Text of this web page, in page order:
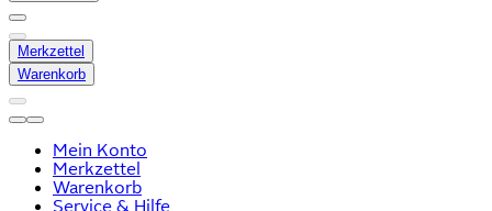
Merkzettel
Warenkorb
Mein Konto
Merkzettel
Warenkorb
Service & Hilfe